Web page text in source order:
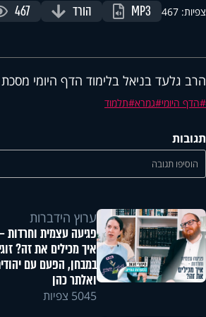
צפיות: 467 MP3 הורד 467
הרב גלעד בניאל בלימוד הדף היומי
הדף היומי גמרא תלמוד
תגובות
הוסיפו תגובה
ערוץ הידברות
פגיעה עצמית וחרדות
איך מכילים את זה?
במבחן, הפעם עם
ואלתר כהן
5045 צפיות